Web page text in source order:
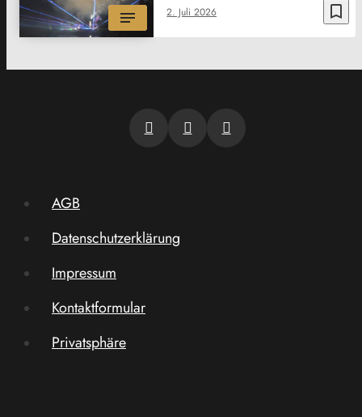
bookmark_border
2. Juli 2026
AGB
Datenschutzerklärung
Impressum
Kontaktformular
Privatsphäre